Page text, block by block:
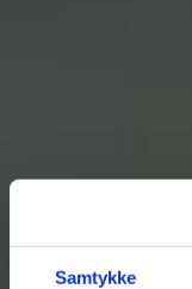
Samtykke